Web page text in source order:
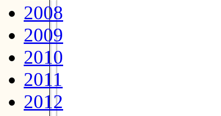
2008
2009
2010
2011
2012